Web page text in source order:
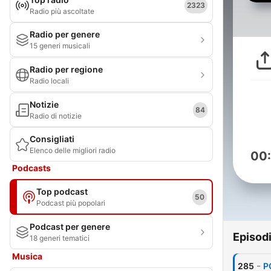
Radio più ascoltate
2323
Radio per genere
15 generi musicali
Radio per regione
Radio locali
Notizie
Radio di notizie
84
Consigliati
Elenco delle migliori radio
Podcasts
Top podcast
Podcast più popolari
50
Podcast per genere
18 generi tematici
Musica
Episodi
285 -